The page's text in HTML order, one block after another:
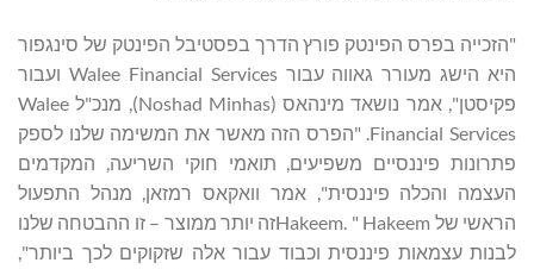
"הזכייה בפרס הפינטק פורץ הדרך בפסטיבל הפינטק של סינגפור
היא הישג מעורר גאווה עבור Walee Financial Services ועבור
פקיסטן", אמר נושאד מינהאס (Noshad Minhas), מנכ"ל Walee
Financial Services. "הפרס הזה מאשר את המשימה שלנו לספק
פתרונות פיננסיים משפיעים, תואמי חוקי השריעה, המקדמים
העצמה והכלה פיננסית", אמר וואקאס רמזאן, מנהל התפעול
הראשי של Hakeem. " Hakeemזה יותר ממוצר – זו ההבטחה שלנו
לבנות עצמאות פיננסית וכבוד עבור אלה שזקוקים לכך ביותר",